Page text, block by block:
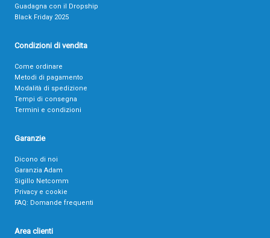
Guadagna con il Dropship
Black Friday 2025
Condizioni di vendita
Come ordinare
Metodi di pagamento
Modalità di spedizione
Tempi di consegna
Termini e condizioni
Garanzie
Dicono di noi
Garanzia Adam
Sigillo Netcomm
Privacy e cookie
FAQ: Domande frequenti
Area clienti